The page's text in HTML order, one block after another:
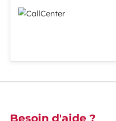
Besoin d'aide ?